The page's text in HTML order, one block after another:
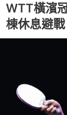
WTT橫濱
棟休息避